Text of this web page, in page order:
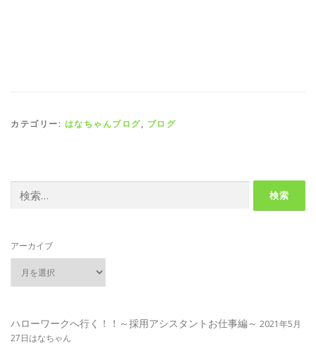
カテゴリー: はなちゃんブログ, ブログ
索:
アーカイブ
ハローワークへ行く！！～採用アシスタントお仕事編～ 2021年5月
27日はなちゃん